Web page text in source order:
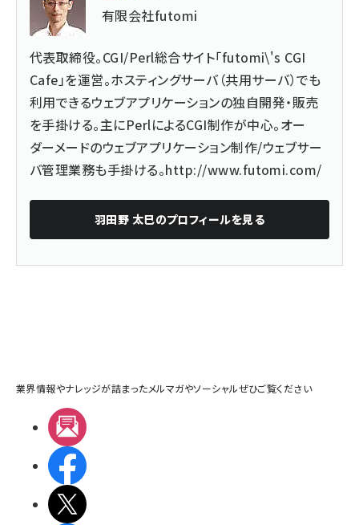
有限会社futomi
代表取締役。CGI/Perl総合サイト「futomi\'s CGI
Cafe」を運営。ホスティングサーバ（共用サーバ）でも
利用できるウェブアプリケーションの独自開発・販売
を手掛ける。主にPerlによるCGI制作が中心。オー
ダーメードのウェブアプリケーション制作/ウェブサー
バ管理業務も手掛ける。http://www.futomi.com/
羽田野 太巳のプロフィールを見る
業界情報やナレッジが詰まったメルマガやソーシャルぜひご覧ください